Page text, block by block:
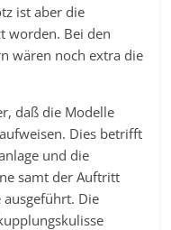
ist aber die
worden. Bei den
wären noch extra die
daß die Modelle
Dies betrifft
und die
samt der Auftritt
ausgeführt. Die